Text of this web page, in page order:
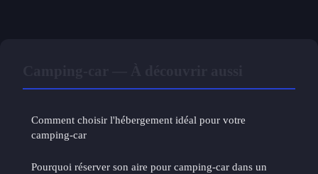
Comment choisir l'hébergement idéal pour votre
camping-car
Pourquoi réserver son aire pour camping-car dans un